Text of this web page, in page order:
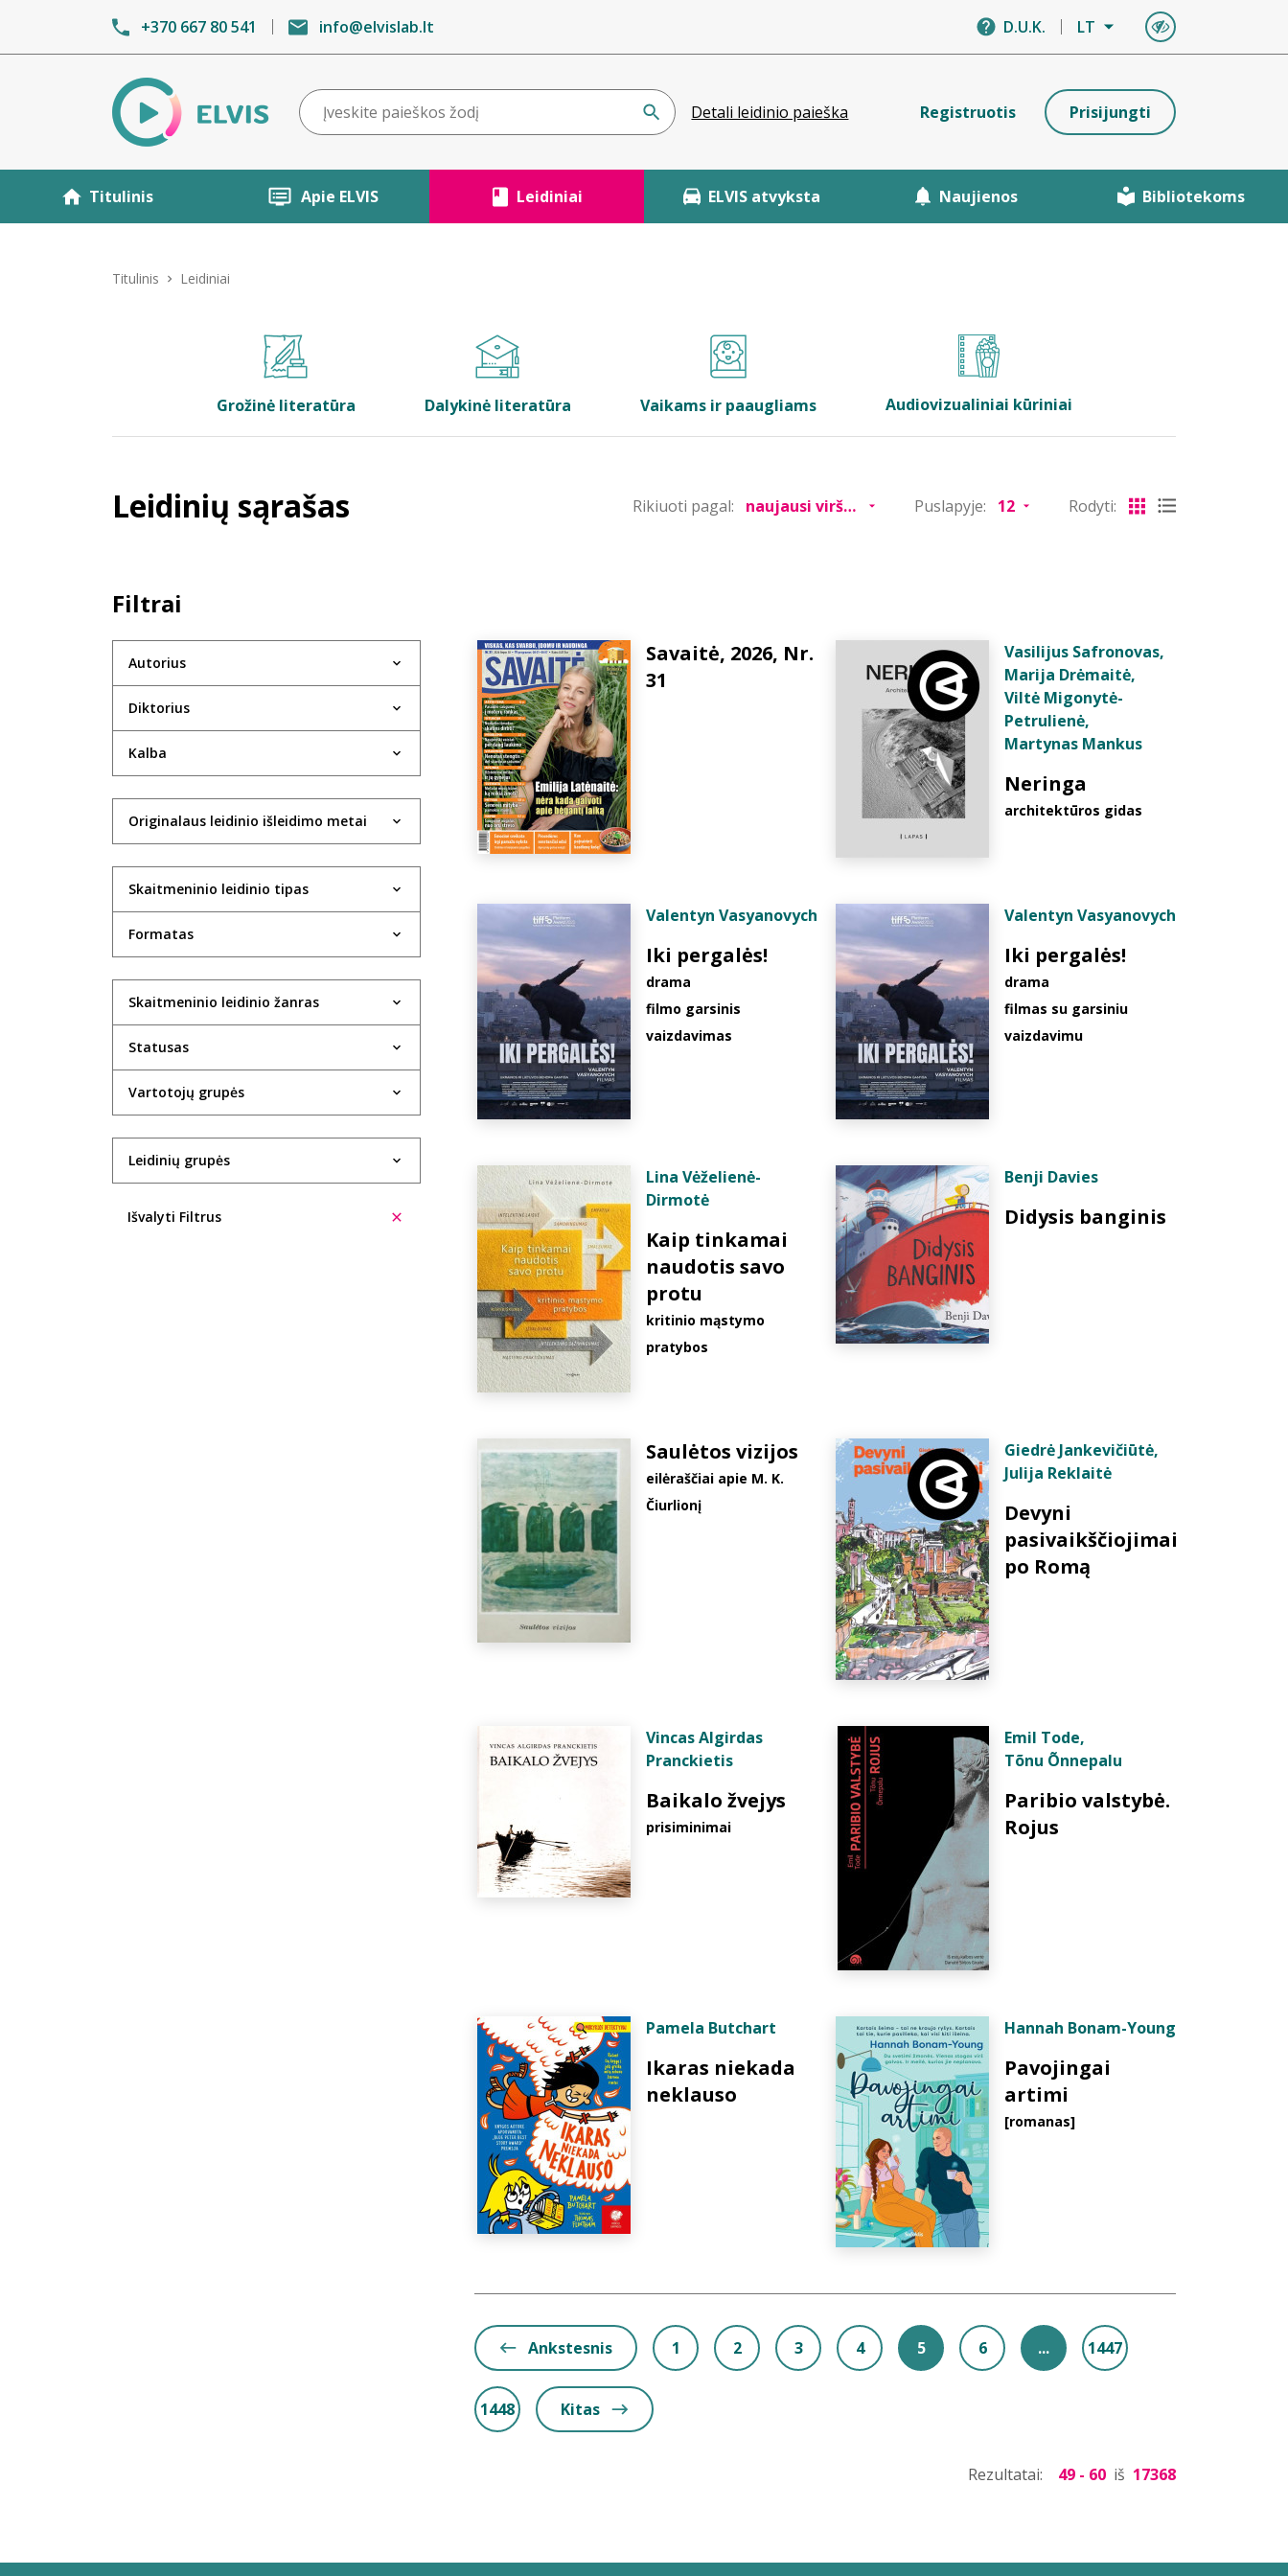
+370 667 80 541 info@elvislab.lt D.U.K. LT
Detali leidinio paieška Registruotis Prisijungti
Titulinis Apie ELVIS Leidiniai ELVIS atvyksta Naujienos Bibliotekoms
Titulinis Leidiniai
Grožinė literatūra Dalykinė literatūra Vaikams ir paaugliams Audiovizualiniai kūriniai
Leidinių sąrašas Rikiuoti pagal: Puslapyje: Rodyti:
Filtrai
Autorius
Diktorius
Kalba
Originalaus leidinio išleidimo metai
Skaitmeninio leidinio tipas
Formatas
Skaitmeninio leidinio žanras
Statusas
Vartotojų grupės
Leidinių grupės
Išvalyti Filtrus
Savaitė, 2026, Nr.
31
Vasilijus Safronovas,
Marija Drėmaitė,
Viltė Migonytė-
Petrulienė,
Martynas Mankus
Neringa
architektūros gidas
Valentyn Vasyanovych
Iki pergalės!
drama
filmo garsinis
vaizdavimas
Valentyn Vasyanovych
Iki pergalės!
drama
filmas su garsiniu
vaizdavimu
Lina Vėželienė-
Dirmotė
Kaip tinkamai
naudotis savo
protu
kritinio mąstymo
pratybos
Benji Davies
Didysis banginis
Saulėtos vizijos
eilėraščiai apie M. K.
Čiurlionį
Giedrė Jankevičiūtė,
Julija Reklaitė
Devyni
pasivaikščiojimai
po Romą
Vincas Algirdas
Pranckietis
Baikalo žvejys
prisiminimai
Emil Tode,
Tõnu Õnnepalu
Paribio valstybė.
Rojus
Pamela Butchart
Ikaras niekada
neklauso
Hannah Bonam-Young
Pavojingai
artimi
[romanas]
Ankstesnis 1 2 3 4 5 6 ... 1447
1448 Kitas
Rezultatai: 49 - 60 iš 17368